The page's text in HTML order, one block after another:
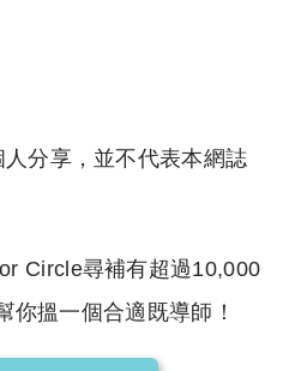
分享，並不代表本網誌
Circle尋補有超過10,000
你搵一個合適既導師！